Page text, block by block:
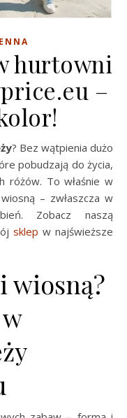
hurtowni
–
? Bez wątpienia dużo
pobudzają do życia,
różów. To właśnie w
– zwłaszcza w
Zobacz naszą
sklep w najświeższe
wiosną?